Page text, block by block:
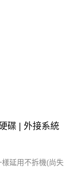
碟 | 外接系統
延用不拆機(尚失